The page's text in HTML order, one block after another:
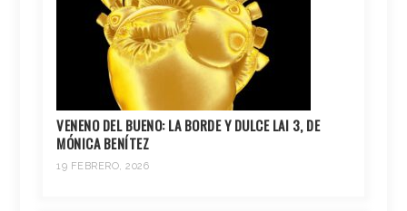
VENENO DEL BUENO: LA BORDE Y DULCE LAI 3, DE
MÓNICA BENÍTEZ
19 FEBRERO, 2026